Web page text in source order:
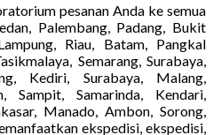
pesanan Anda ke semua
Palembang, Padang, Bukit
Riau, Batam, Pangkal
Semarang, Surabaya,
Kediri, Surabaya, Malang,
Sampit, Samarinda, Kendari,
Manado, Ambon, Sorong,
ekspedisi, ekspedisi,